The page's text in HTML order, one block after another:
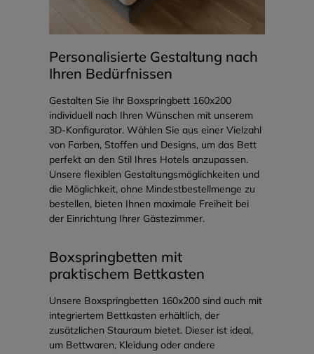
Personalisierte Gestaltung nach
Gestalten Sie Ihr Boxspringbett 160x200
3D-Konfigurator. Wählen Sie aus einer Vielzahl
von Farben, Stoffen und Designs, um das Bett
perfekt an den Stil Ihres Hotels anzupassen.
Unsere flexiblen Gestaltungsmöglichkeiten und
die Möglichkeit, ohne Mindestbestellmenge zu
bestellen, bieten Ihnen maximale Freiheit bei
der Einrichtung Ihrer Gästezimmer.
Boxspringbetten mit
Unsere Boxspringbetten 160x200 sind auch mit
zusätzlichen Stauraum bietet. Dieser ist ideal,
um Bettwaren, Kleidung oder andere
Gegenstände platzsparend und ordentlich zu
verstauen. Diese Funktion macht unsere Betten